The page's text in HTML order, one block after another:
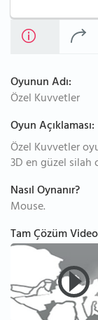
Oyunun Adı:
Özel Kuvvetler
Oyun Açıklaması:
Özel Kuvvetler
3D en güzel silah
Nasıl Oynanır?
Mouse.
Tam Çözüm